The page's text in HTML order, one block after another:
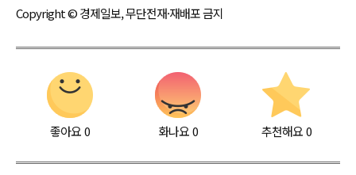
Copyright © 경제일보, 무단전재·재배포 금지
좋아요0 화나요0 추천해요 0